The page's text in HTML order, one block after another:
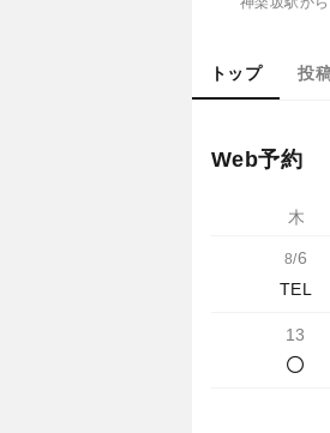
トップ 投
Web予約
木
8/6
TEL
13